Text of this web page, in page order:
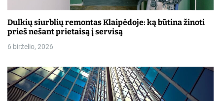
Dulkių siurblių remontas Klaipėdoje: ką būtina žinoti
prieš nešant prietaisą į servisą
6 birželio, 2026